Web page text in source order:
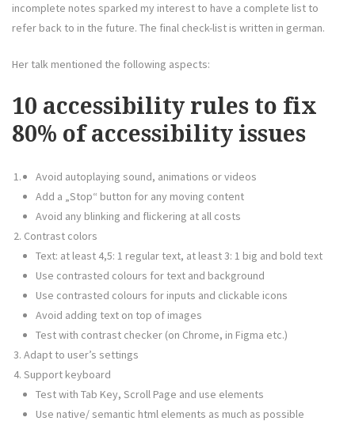
incomplete notes sparked my interest to have a complete list to
refer back to in the future. The final check-list is written in german.
Her talk mentioned the following aspects:
10 accessibility rules to fix
80% ofaccessibility issues
Avoid autoplaying sound, animations or videos
Add a „Stop“ button for any moving content
Avoid any blinking and flickering at all costs
Contrast colors
Text: at least 4,5: 1 regular text, at least 3: 1 big and bold text
Use contrasted colours for text and background
Use contrasted colours for inputs and clickable icons
Avoid adding text on top of images
Test with contrast checker (on Chrome, in Figma etc.)
Adapt to user’s settings
Support keyboard
Test with Tab Key, Scroll Page and use elements
Use native/ semantic html elements as much as possible